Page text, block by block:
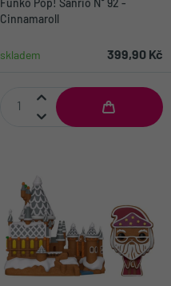
Funko Pop! Sanrio N° 92 -
Cinnamaroll
skladem 399,90 Kč